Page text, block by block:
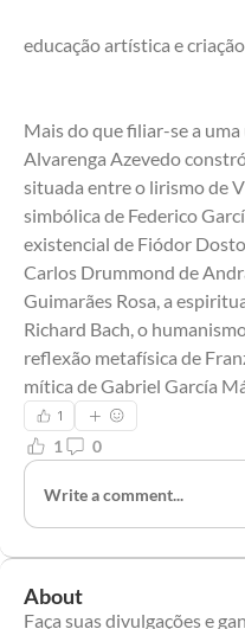
educação artística e
Mais do que filiar-se a
Alvarenga Azevedo
situada entre o lirismo de
simbólica de Federico
existencial de Fiódor
Carlos Drummond de
Guimarães Rosa, a
Richard Bach, o
reflexão metafísica de
mítica de Gabriel García
1
1 0
Write a comment...
About
Faça suas divulgações e